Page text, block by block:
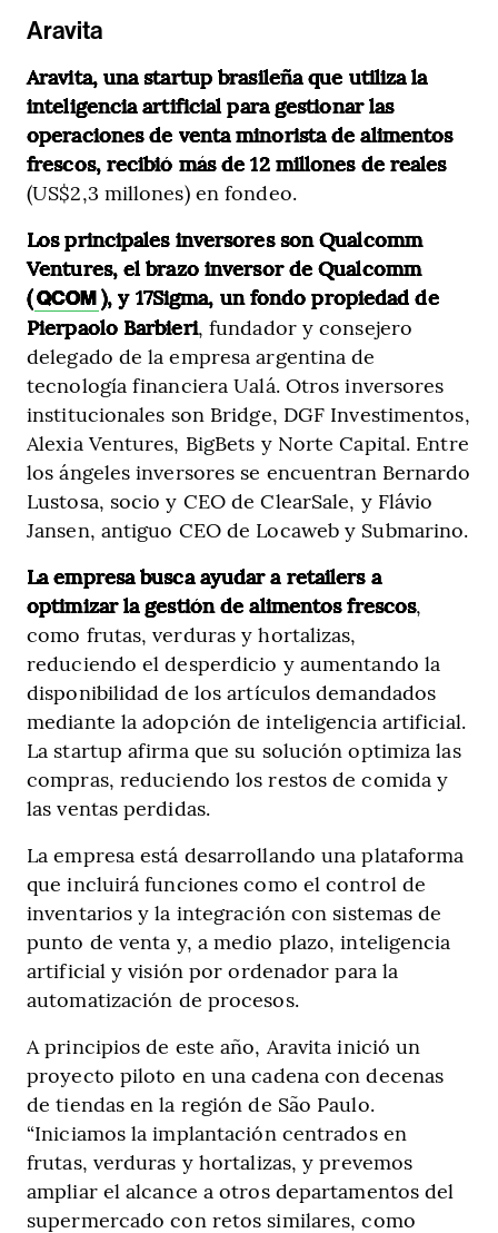
Aravita
Aravita, una startup brasileña que utiliza la
inteligencia artificial para gestionar las
operaciones de venta minorista de alimentos
frescos, recibió más de 12 millones de reales
(US$2,3 millones) en fondeo.
Los principales inversores son Qualcomm
Ventures, el brazo inversor de Qualcomm
(QCOM), y 17Sigma, un fondo propiedad de
Pierpaolo Barbieri, fundador y consejero
delegado de la empresa argentina de
tecnología financiera Ualá. Otros inversores
institucionales son Bridge, DGF Investimentos,
Alexia Ventures, BigBets y Norte Capital. Entre
los ángeles inversores se encuentran Bernardo
Lustosa, socio y CEO de ClearSale, y Flávio
Jansen, antiguo CEO de Locaweb y Submarino.
La empresa busca ayudar a retailers a
optimizar la gestión de alimentos frescos,
como frutas, verduras y hortalizas,
reduciendo el desperdicio y aumentando la
disponibilidad de los artículos demandados
mediante la adopción de inteligencia artificial.
La startup afirma que su solución optimiza las
compras, reduciendo los restos de comida y
las ventas perdidas.
La empresa está desarrollando una plataforma
que incluirá funciones como el control de
inventarios y la integración con sistemas de
punto de venta y, a medio plazo, inteligencia
artificial y visión por ordenador para la
automatización de procesos.
A principios de este año, Aravita inició un
proyecto piloto en una cadena con decenas
de tiendas en la región de São Paulo.
“Iniciamos la implantación centrados en
frutas, verduras y hortalizas, y prevemos
ampliar el alcance a otros departamentos del
supermercado con retos similares, como